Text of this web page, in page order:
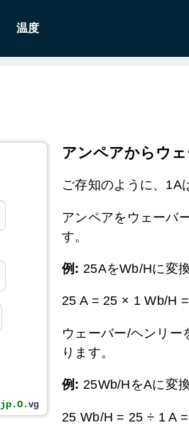
温度
jp.O.vg
アンペアからウ
ご存知のように、1A
アンペアをウェーバ
す。
例: 25AをWb/Hに変
25 A = 25 × 1 Wb/H
ウェーバー/ヘンリー
ります。
例: 25Wb/HをAに変
25 Wb/H = 25 ÷ 1 A =